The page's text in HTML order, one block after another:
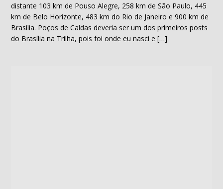
distante 103 km de Pouso Alegre, 258 km de São Paulo, 445
km de Belo Horizonte, 483 km do Rio de Janeiro e 900 km de
Brasília. Poços de Caldas deveria ser um dos primeiros posts
do Brasília na Trilha, pois foi onde eu nasci e […]